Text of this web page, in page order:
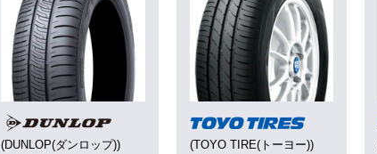
(DUNLOP(ダンロップ)) (TOYO TIRE(トーヨー))